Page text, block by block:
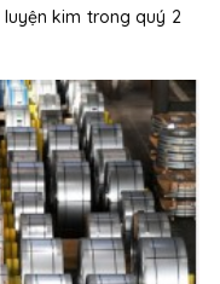
luyện kim trong quý 2